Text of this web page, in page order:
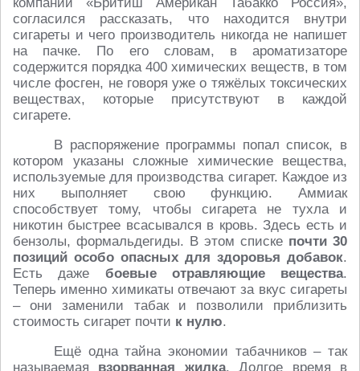
согласился рассказать, что находится внутри
сигареты и чего производитель никогда не напишет
на пачке. По его словам, в ароматизаторе
содержится порядка 400 химических веществ, в том
числе фосген, не говоря уже о тяжёлых токсических
веществах, которые присутствуют в каждой
сигарете.
В распоряжение программы попал список, в
котором указаны сложные химические вещества,
используемые для производства сигарет. Каждое из
них выполняет свою функцию. Аммиак
способствует тому, чтобы сигарета не тухла и
никотин быстрее всасывался в кровь. Здесь есть и
бензолы, формальдегиды. В этом списке почти 30
позиций особо опасных для здоровья добавок.
Есть даже боевые отравляющие вещества.
Теперь именно химикаты отвечают за вкус сигареты
– они заменили табак и позволили приблизить
стоимость сигарет почти к нулю.
Ещё одна тайна экономии табачников – так
называемая взорванная жилка. Долгое время в